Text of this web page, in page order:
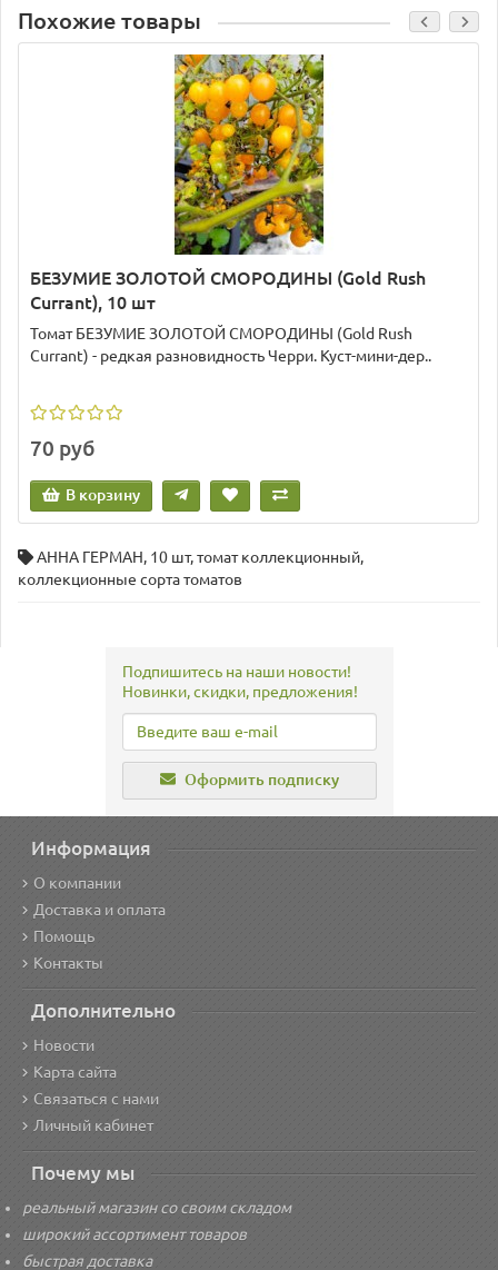
Похожие товары
БЕЗУМИЕ ЗОЛОТОЙ СМОРОДИНЫ (Gold Rush
Currant), 10 шт
Томат БЕЗУМИЕ ЗОЛОТОЙ СМОРОДИНЫ (Gold Rush
Currant) - редкая разновидность Черри. Куст-мини-дер..
70 руб
В корзину
АННА ГЕРМАН, 10 шт,томат коллекционный,
коллекционные сорта томатов
Подпишитесь на наши новости!
Новинки, скидки, предложения!
Оформить подписку
Информация
О компании
Доставка и оплата
Помощь
Контакты
Дополнительно
Новости
Карта сайта
Связаться с нами
Личный кабинет
Почему мы
реальный магазин со своим складом
широкий ассортимент товаров
быстрая доставка